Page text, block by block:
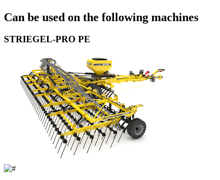
Can be used on the following machines
STRIEGEL-PRO PE